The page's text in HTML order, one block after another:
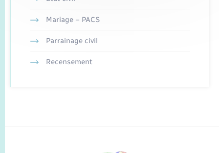
Mariage – PACS
Parrainage civil
Recensement